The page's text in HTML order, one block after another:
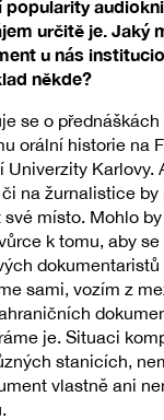
popularity
určitě je. Jaký
u nás
někde?
se o přednáškách
orální historie na
Univerzity Karlovy.
na žurnalistice by
místo. Mohlo
k tomu, aby
sami, vozím z
je. Situaci
stanicích,
vlastně ani